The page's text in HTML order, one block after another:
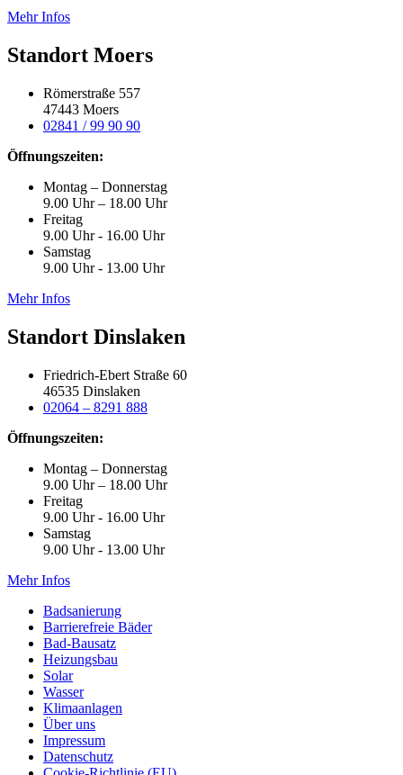
Mehr Infos
Standort Moers
Römerstraße 557
47443 Moers
02841 / 99 90 90
Öffnungszeiten:
Montag – Donnerstag
9.00 Uhr – 18.00 Uhr
Freitag
9.00 Uhr - 16.00 Uhr
Samstag
9.00 Uhr - 13.00 Uhr
Mehr Infos
Standort Dinslaken
Friedrich-Ebert Straße 60
46535 Dinslaken
02064 – 8291 888
Öffnungszeiten:
Montag – Donnerstag
9.00 Uhr – 18.00 Uhr
Freitag
9.00 Uhr - 16.00 Uhr
Samstag
9.00 Uhr - 13.00 Uhr
Mehr Infos
Badsanierung
Barrierefreie Bäder
Bad-Bausatz
Heizungsbau
Solar
Wasser
Klimaanlagen
Über uns
Impressum
Datenschutz